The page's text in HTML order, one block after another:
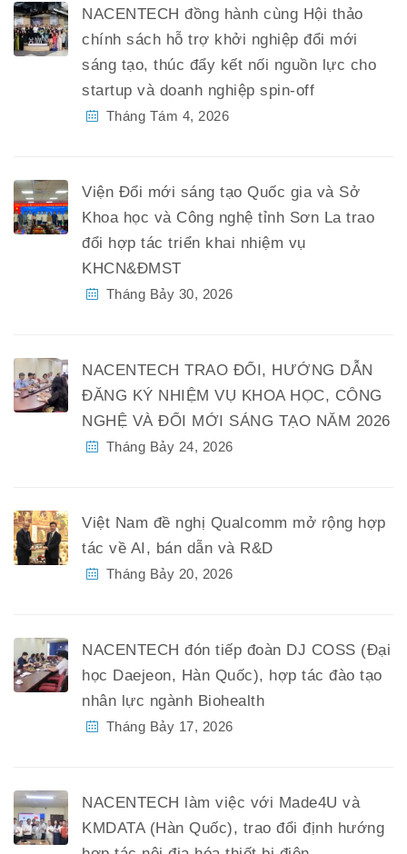
NACENTECH đồng hành cùng Hội thảo
chính sách hỗ trợ khởi nghiệp đổi mới
sáng tạo, thúc đẩy kết nối nguồn lực cho
startup và doanh nghiệp spin-off
Tháng Tám 4, 2026
Viện Đổi mới sáng tạo Quốc gia và Sở
Khoa học và Công nghệ tỉnh Sơn La trao
đổi hợp tác triển khai nhiệm vụ
KHCN&ĐMST
Tháng Bảy 30, 2026
NACENTECH TRAO ĐỔI, HƯỚNG DẪN
ĐĂNG KÝ NHIỆM VỤ KHOA HỌC, CÔNG
NGHỆ VÀ ĐỔI MỚI SÁNG TẠO NĂM 2026
Tháng Bảy 24, 2026
Việt Nam đề nghị Qualcomm mở rộng hợp
tác về AI, bán dẫn và R&D
Tháng Bảy 20, 2026
NACENTECH đón tiếp đoàn DJ COSS (Đại
học Daejeon, Hàn Quốc), hợp tác đào tạo
nhân lực ngành Biohealth
Tháng Bảy 17, 2026
NACENTECH làm việc với Made4U và
KMDATA (Hàn Quốc), trao đổi định hướng